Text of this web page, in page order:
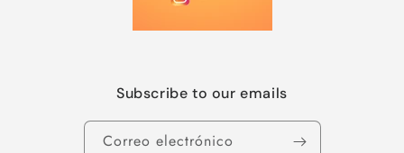
Subscribe to our emails
Correo electrónico